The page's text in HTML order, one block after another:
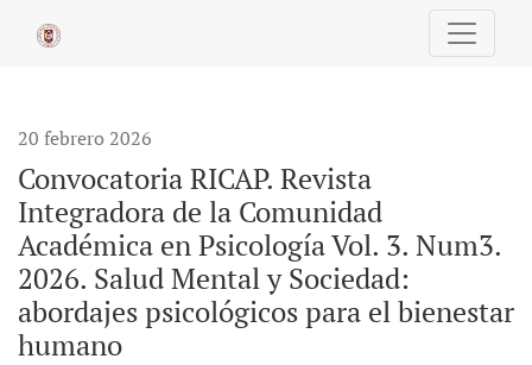
Convocatoria RICAP. Revista Integradora de la
20 febrero 2026
Convocatoria RICAP. Revista
Integradora de la Comunidad
Académica en Psicología Vol. 3. Num3.
2026. Salud Mental y Sociedad:
abordajes psicológicos para el bienestar
humano